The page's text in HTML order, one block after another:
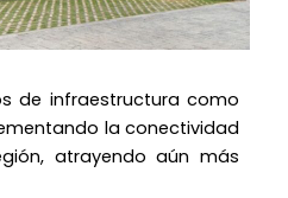
de infraestructura como
la conectividad
atrayendo aún más